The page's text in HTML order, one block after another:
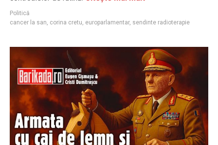
Politică
cancer la san, corina cretu, europarlamentar, sendinte radioterapie